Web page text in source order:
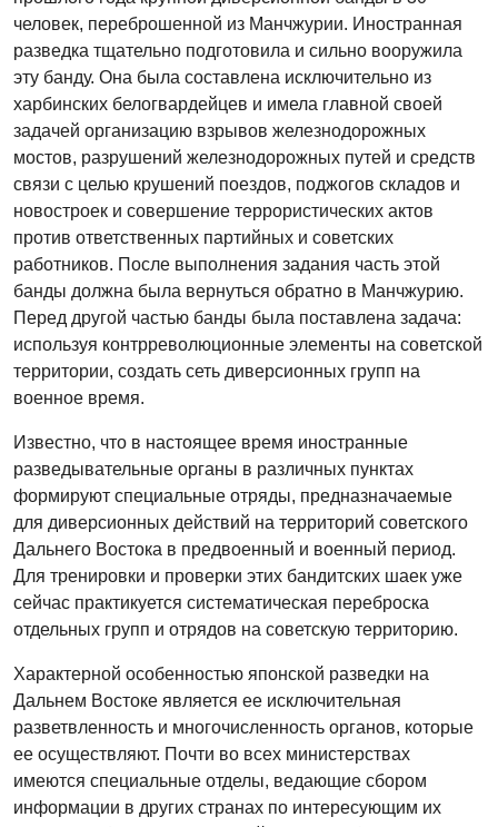
человек, переброшенной из Манчжурии. Иностранная
разведка тщательно подготовила и сильно вооружила
эту банду. Она была составлена исключительно из
харбинских белогвардейцев и имела главной своей
задачей организацию взрывов железнодорожных
мостов, разрушений железнодорожных путей и средств
связи с целью крушений поездов, поджогов складов и
новостроек и совершение террористических актов
против ответственных партийных и советских
работников. После выполнения задания часть этой
банды должна была вернуться обратно в Манчжурию.
Перед другой частью банды была поставлена задача:
используя контрреволюционные элементы на советской
территории, создать сеть диверсионных групп на
военное время.
Известно, что в настоящее время иностранные
разведывательные органы в различных пунктах
формируют специальные отряды, предназначаемые
для диверсионных действий на территорий советского
Дальнего Востока в предвоенный и военный период.
Для тренировки и проверки этих бандитских шаек уже
сейчас практикуется систематическая переброска
отдельных групп и отрядов на советскую территорию.
Характерной особенностью японской разведки на
Дальнем Востоке является ее исключительная
разветвленность и многочисленность органов, которые
ее осуществляют. Почти во всех министерствах
имеются специальные отделы, ведающие сбором
информации в других странах по интересующим их